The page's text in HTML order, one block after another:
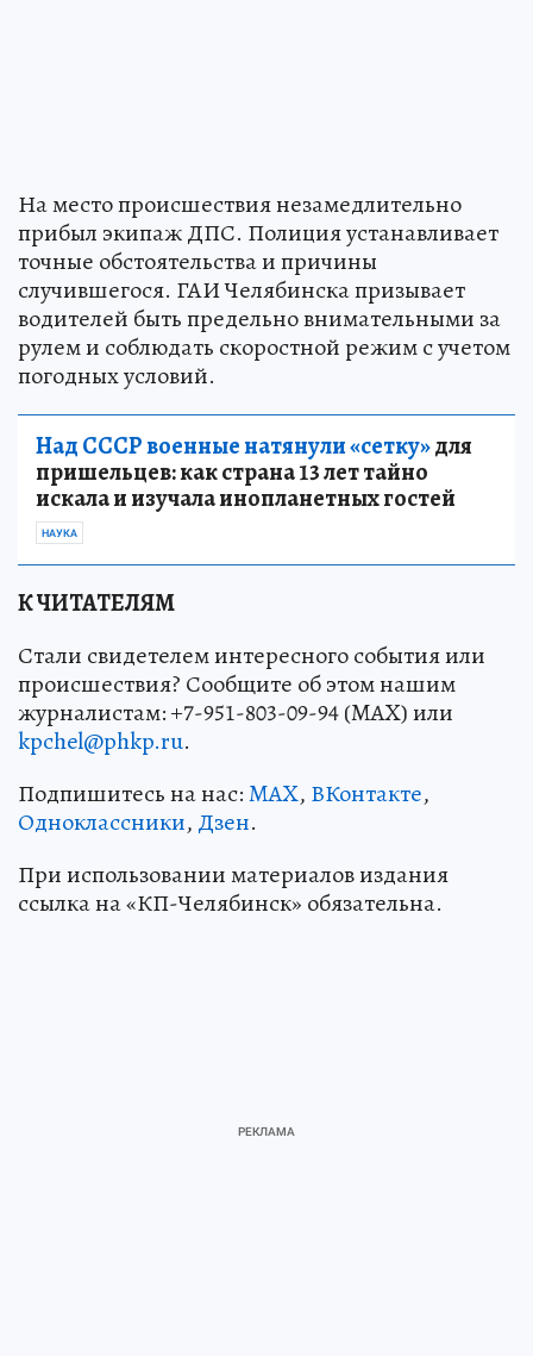
На место происшествия незамедлительно
прибыл экипаж ДПС. Полиция устанавливает
точные обстоятельства и причины
случившегося. ГАИ Челябинска призывает
водителей быть предельно внимательными за
рулем и соблюдать скоростной режим с учетом
погодных условий.
Над СССР военные натянули «сетку»для
пришельцев: как страна 13 лет тайно
искала и изучала инопланетных гостей
НАУКА
К ЧИТАТЕЛЯМ
Стали свидетелем интересного события или
происшествия? Сообщите об этом нашим
журналистам: +7-951-803-09-94 (MAX) или
kpchel@phkp.ru.
Подпишитесь на нас:MAX, ВКонтакте,
Одноклассники, Дзен.
При использовании материалов издания
ссылка на «КП-Челябинск» обязательна.